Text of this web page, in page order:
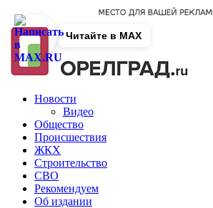
Новости
Видео
Общество
Происшествия
ЖКХ
Строительство
СВО
Рекомендуем
Об издании
Читайте в MAX